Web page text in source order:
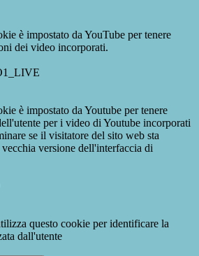
è impostato da YouTube per tenere
dei video incorporati.
è impostato da Youtube per tenere
per i video di Youtube incorporati
se il visitatore del sito web sta
versione dell'interfaccia di
questo cookie per identificare la
dall'utente